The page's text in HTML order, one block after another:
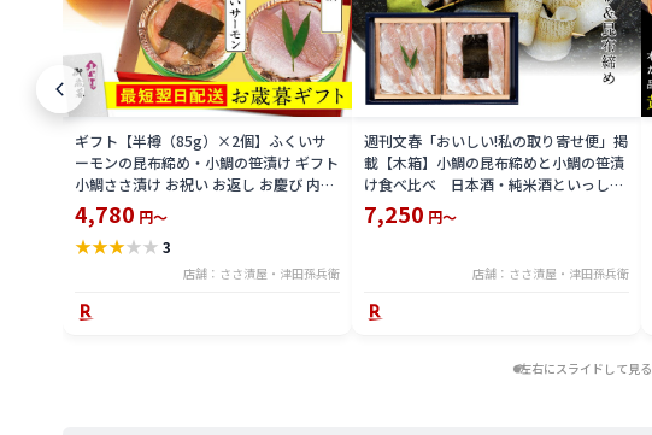
ギフト【半樽（85g）×2個】ふくいサ
ーモンの昆布締め・小鯛の笹漬け ギフト
小鯛ささ漬け お祝い お返し お慶び 内祝
お取り寄せ 福井 魚介 海鮮 満天青空レス
トランで紹介 ささ漬け ささづけ
[_212642_]【NE】
4,780 円～
★★★★★ 3
店舗：ささ漬屋・津田孫兵衛
週刊文春「おいしい!私の取り寄せ便」掲
載【木箱】小鯛の昆布締めと小鯛の笹漬
け食べ比べ 日本酒・純米酒といっしょ
にゆったり飲みたい逸品！ たっぷりサイ
ズ 刺身 お祝い お返し お慶び 内祝 お取
トランで紹介【NE】
7,250 円～
店舗：ささ漬屋・津田孫兵衛
左右にスライドして見る